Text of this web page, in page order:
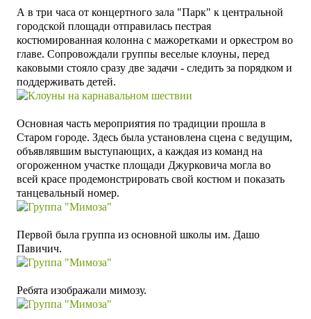
А в три часа от концертного зала "Парк" к центральной
городской площади отправилась пестрая
костюмированная колонна с мажоретками и оркестром во
главе. Сопровождали группы веселые клоуны, перед
каковыми стояло сразу две задачи - следить за порядком и
поддерживать детей.
Основная часть мероприятия по традиции прошла в
Старом городе. Здесь была установлена сцена с ведущим,
объявлявшим выступающих, а каждая из команд на
огороженном участке площади Джурковича могла во
всей красе продемонстрировать свой костюм и показать
танцевальный номер.
Первой была группа из основной школы им. Дашо
Павичич.
Ребята изображали мимозу.